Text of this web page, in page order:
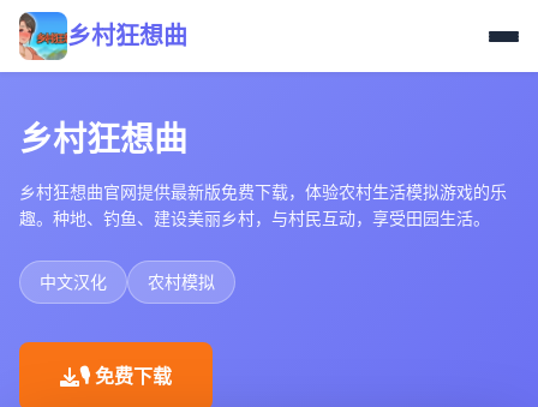
乡村狂想曲
乡村狂想曲
乡村狂想曲官网提供最新版免费下载，体验农村生活模拟游戏的乐
趣。种地、钓鱼、建设美丽乡村，与村民互动，享受田园生活。
中文汉化 农村模拟
🎙️ 免费下载